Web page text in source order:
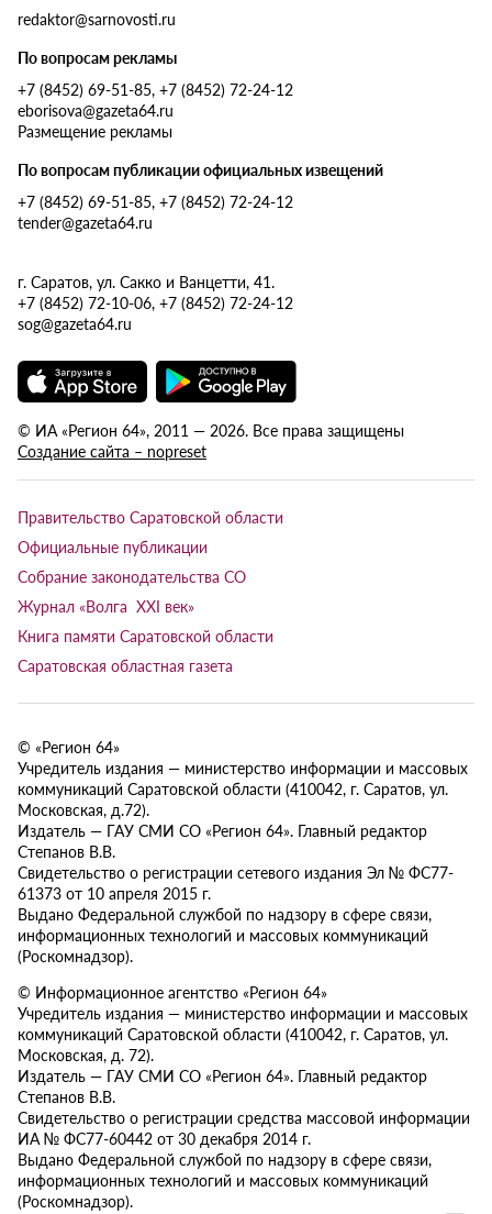
redaktor@sarnovosti.ru
По вопросам рекламы
+7 (8452) 69-51-85, +7 (8452) 72-24-12
eborisova@gazeta64.ru
Размещение рекламы
По вопросам публикации официальных извещений
+7 (8452) 69-51-85, +7 (8452) 72-24-12
tender@gazeta64.ru
г. Саратов, ул. Сакко и Ванцетти, 41.
+7 (8452) 72-10-06, +7 (8452) 72-24-12
sog@gazeta64.ru
© ИА «Регион 64», 2011 — 2026. Все права защищены
Создание сайта – nopreset
Правительство Саратовской области
Официальные публикации
Собрание законодательства СО
Журнал «Волга XXI век»
Книга памяти Саратовской области
Саратовская областная газета
© «Регион 64»
Учредитель издания — министерство информации и массовых
коммуникаций Саратовской области (410042, г. Саратов, ул.
Московская, д.72).
Издатель — ГАУ СМИ СО «Регион 64». Главный редактор
Степанов В.В.
Свидетельство о регистрации сетевого издания Эл № ФС77-
61373 от 10 апреля 2015 г.
Выдано Федеральной службой по надзору в сфере связи,
информационных технологий и массовых коммуникаций
(Роскомнадзор).
© Информационное агентство «Регион 64»
Учредитель издания — министерство информации и массовых
коммуникаций Саратовской области (410042, г. Саратов, ул.
Московская, д. 72).
Издатель — ГАУ СМИ СО «Регион 64». Главный редактор
Степанов В.В.
Свидетельство о регистрации средства массовой информации
ИА № ФС77-60442 от 30 декабря 2014 г.
Выдано Федеральной службой по надзору в сфере связи,
информационных технологий и массовых коммуникаций
(Роскомнадзор).